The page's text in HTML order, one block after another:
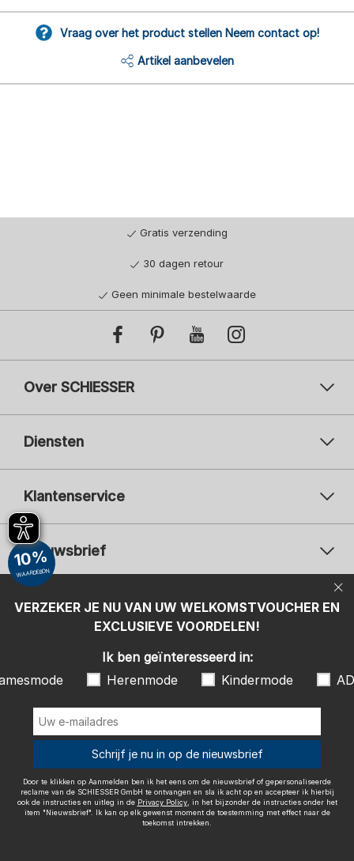
Vraag over het product stellen Neem contact op!
Artikel aanbevelen
Gratis verzending
30 dagen retour
Geen minimale bestelwaarde
Over SCHIESSER
Diensten
Klantenservice
Nieuwsbrief
Uw
Uw e-mailadres
Aanmelden
Herenmode
ADIDAS
Door te klikken op Aanmelden ben ik het eens om de nieuwsbrief of
gepersonaliseerde reclame van de SCHIESSER GmbH te ontvangen en
sla ik acht op en accepteer ik hierbij ook de instructies en uitleg in de
, in het bijzonder de instructies onder het item
effect naar de toekomst intrekken.
Betaalwijzen
Wij bezorgen met
VERZEKER JE NU VAN UW WELKOMSTVOUCHER EN
EXCLUSIEVE VOORDELEN!
10%
WAARDEBON
Ik ben geïnteresseerd in:
Herenmode Kindermode
Schrijf je nu in op de nieuwsbrief
Door te klikken op Aanmelden ben ik het eens om de nieuwsbrief of gepersonaliseerde
reclame van de SCHIESSER GmbH te ontvangen en sla ik acht op en accepteer ik hierbij
ook de instructies en uitleg in de Privacy Policy, in het bijzonder de instructies onder het
item "Nieuwsbrief". Ik kan op elk gewenst moment de toestemming met effect naar de
toekomst intrekken.